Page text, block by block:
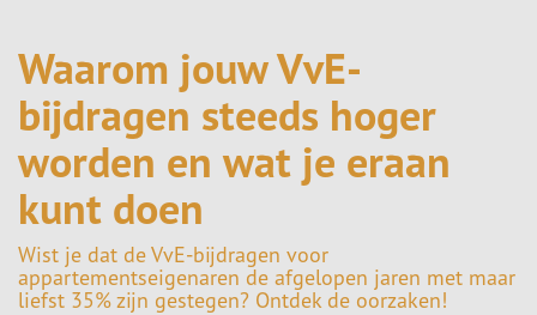
Waarom jouw VvE-
bijdragen steeds hoger
worden en wat je eraan
kunt doen
Wist je dat de VvE-bijdragen voor
appartementseigenaren de afgelopen jaren met maar
liefst 35% zijn gestegen? Ontdek de oorzaken!